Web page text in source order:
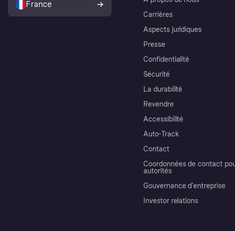
Carrières
Aspects juridiques
Presse
Confidentialité
Sécurité
La durabilité
Revendre
Accessibilité
Auto-Track
Contact
Coordonnées de contact
autorités
Gouvernance d’entreprise
Investor relations
France